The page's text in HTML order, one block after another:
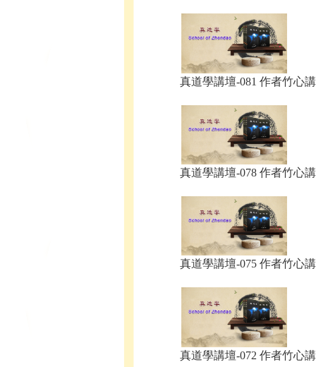
真道學講壇-081 作者竹心
真道學講壇-078 作者竹心
真道學講壇-075 作者竹心
真道學講壇-072 作者竹心